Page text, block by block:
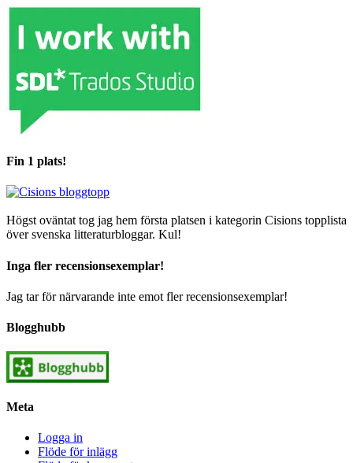
Fin 1 plats!
Högst oväntat tog jag hem första platsen i kategorin Cisions topplista
över svenska litteraturbloggar. Kul!
Inga fler recensionsexemplar!
Jag tar för närvarande inte emot fler recensionsexemplar!
Blogghubb
Meta
Logga in
Flöde för inlägg